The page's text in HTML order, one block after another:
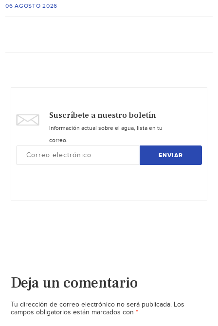
06 AGOSTO 2026
Suscríbete a nuestro boletín
Información actual sobre el agua, lista en tu
correo.
ENVIAR
Deja un comentario
Tu dirección de correo electrónico no será publicada. Los
campos obligatorios están marcados con *